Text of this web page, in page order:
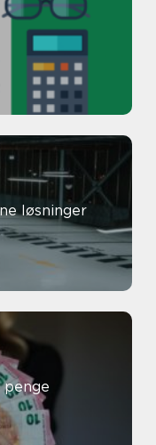
løsninger
penge